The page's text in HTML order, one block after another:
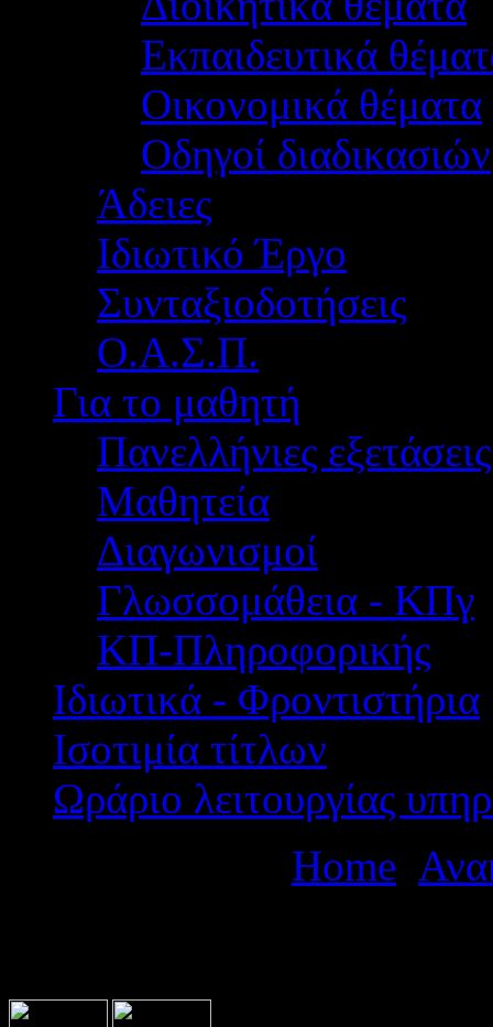
Εκπαιδευτικά
Οικονομικά θέματα
Οδηγοί διαδικασιών
Άδειες
Ιδιωτικό Έργο
Συνταξιοδοτήσεις
Ο.Α.Σ.Π.
Για το μαθητή
Πανελλήνιες εξετάσεις
Μαθητεία
Διαγωνισμοί
Γλωσσομάθεια - ΚΠγ
ΚΠ-Πληροφορικής
Ιδιωτικά - Φροντιστήρια
Ισοτιμία τίτλων
Ωράριο λειτουργίας
Home